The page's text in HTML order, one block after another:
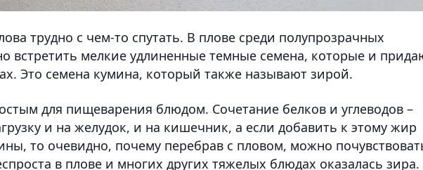
трудно с чем-то спутать. В плове среди полупрозрачных
встретить мелкие удлиненные темные семена, которые и
Это семена кумина, который также называют зирой.
для пищеварения блюдом. Сочетание белков и углеводов –
и на желудок, и на кишечник, а если добавить к этому жир
то очевидно, почему перебрав с пловом, можно
в плове и многих других тяжелых блюдах оказалась зира.